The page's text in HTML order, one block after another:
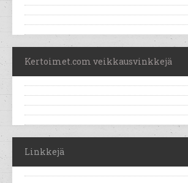
Kertoimet.com veikkausvinkkejä
Linkkejä